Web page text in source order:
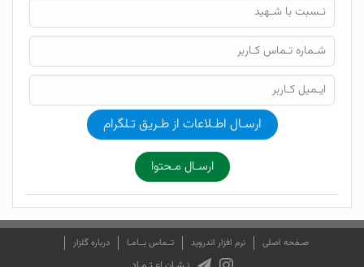
ارسـال اطـلاعات از طـریق تـلگرام
ارسـال مـحتوا
صـفحه اصلی نرم افزار اندروید تــماس بــامـا درباره گلزار